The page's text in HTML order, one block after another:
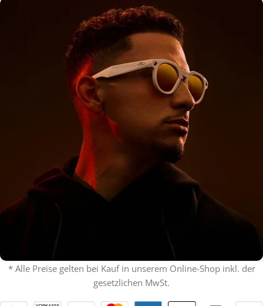
% ON SALE %
Oakley mit Sehstärke
* Alle Preise gelten bei Kauf in unserem Online-Shop inkl. der
gesetzlichen MwSt.